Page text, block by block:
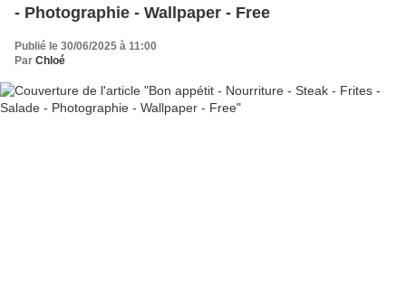
- Photographie - Wallpaper - Free
Publié le 30/06/2025 à 11:00
Par Chloé